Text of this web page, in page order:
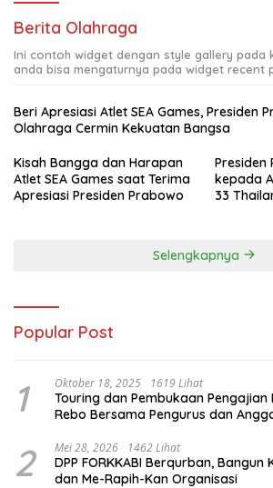
Berita Olahraga
Ini contoh widget dengan style gallery pada
anda bisa mengaturnya pada widget recent
Beri Apresiasi Atlet SEA Games, Presiden
Olahraga Cermin Kekuatan Bangsa
Kisah Bangga dan Harapan
Atlet SEA Games saat Terima
Apresiasi Presiden Prabowo
Presiden
kepada
33
Selengkapnya
Popular Post
1 Oktober 18, 2025 1619 Lihat
Touring dan Pembukaan Pengajian
Rebo Bersama Pengurus dan
2 Mei 28, 2026 1462 Lihat
DPP FORKKABI Berqurban, Bangun
dan Me-Rapih-Kan Organisasi